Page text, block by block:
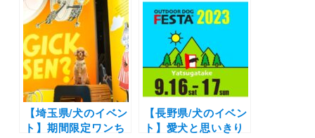
んダフルオータムフ
ェスタ」モデルオー
ディションにスポー
ツイベント＆わんこ
と楽しめるワークシ
ョップも♪（わんダ
フルネイチャーヴィ
レッジ）10/8-10/9
んドッグフェスタ ～
ペット防災＆スポー
ツ～」体験プログラ
ムやキッチンカー
も！（国営・都立東
京臨海広域防災公
園）9/24開催
【埼玉県/犬のイベン
ト】期間限定ワンち
【長野県/犬のイベン
ト】愛犬と思いきり